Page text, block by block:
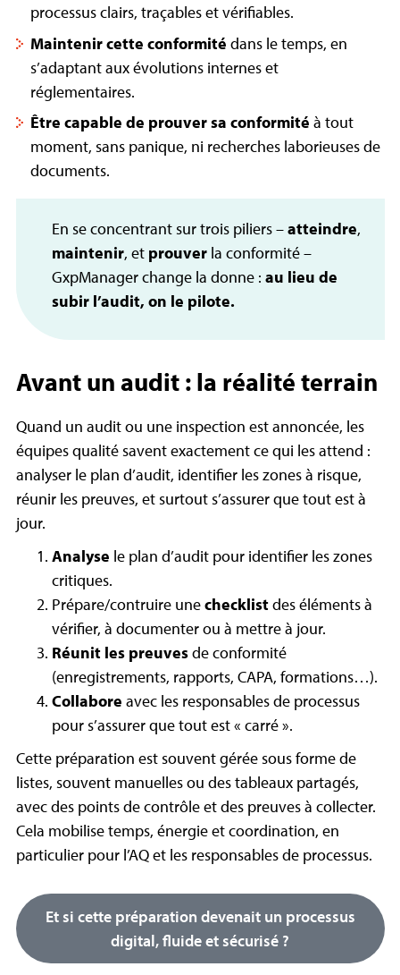
processus clairs, traçables et vérifiables.
Maintenir cette conformité dans le temps, en
s’adaptant aux évolutions internes et
réglementaires.
Être capable de prouver sa conformité à tout
moment, sans panique, ni recherches laborieuses de
documents.
En se concentrant sur trois piliers –atteindre,
maintenir, et prouverla conformité –
GxpManager change la donne : au lieu de
subir l’audit, on le pilote.
Avant un audit : la réalité terrain
Quand un audit ou une inspection est annoncée, les
équipes qualité savent exactement ce qui les attend :
analyser le plan d’audit, identifier les zones à risque,
réunir les preuves, et surtout s’assurer que tout est à
jour.
Analyse le plan d’audit pour identifier les zones
critiques.
Prépare/contruire unechecklistdes éléments à
vérifier, à documenter ou à mettre à jour.
Réunit les preuvesde conformité
(enregistrements, rapports, CAPA, formations…).
Collabore avec les responsables de processus
pour s’assurer que tout est « carré ».
Cette préparation est souvent gérée sous forme de
listes, souvent manuelles ou des tableaux partagés,
avec des points de contrôle et des preuves à collecter.
Cela mobilise temps, énergie et coordination, en
particulier pour l’AQ et les responsables de processus.
Et si cette préparation devenait un processus
digital, fluide et sécurisé ?